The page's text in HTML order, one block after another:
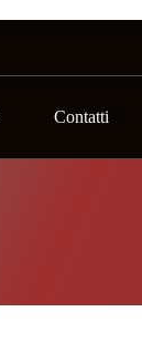
Contatti